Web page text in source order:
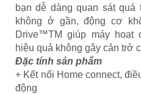
bạn dễ dàng quan sát quá
không ở gần, động cơ
Drive™TM giúp máy hoạt
hiệu quả không gây cản trở
Đặc tính sản phẩm
+ Kết nối Home connect,
động